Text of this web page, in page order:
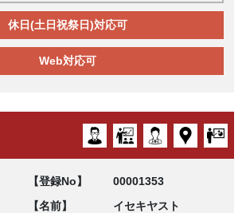
休日(土日祝祭日)対応可
Web対応可
【登録No】
00001353
【名前】
イセキヤスト